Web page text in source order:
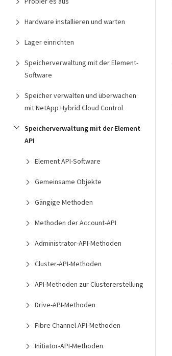
Hardware installieren und warten
Lager einrichten
Speicherverwaltung mit der Element-
Software
Speicher verwalten und überwachen
mit NetApp Hybrid Cloud Control
Speicherverwaltung mit der Element
API
Element API-Software
Gemeinsame Objekte
Gängige Methoden
Methoden der Account-API
Administrator-API-Methoden
Cluster-API-Methoden
API-Methoden zur Clustererstellung
Drive-API-Methoden
Fibre Channel API-Methoden
Initiator-API-Methoden